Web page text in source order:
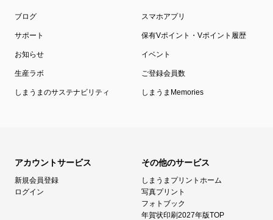
ブログ スマホアプリ
サポート 保有Vポイント・Vポイント履歴
お知らせ イベント
生産ラボ ご登録会員数
しまうまのサステナビリティ しまうまMemories
アカウントサービス
新規会員登録
ログイン
その他のサービス
しまうまプリントホーム
写真プリント
フォトブック
年賀状印刷2027年版TOP